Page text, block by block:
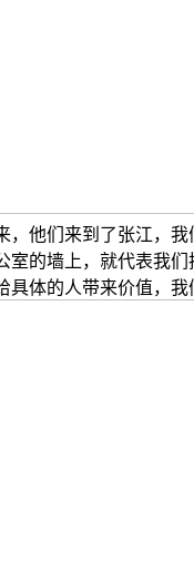
，他们来到了张江，
室的墙上，就代表我
具体的人带来价值，